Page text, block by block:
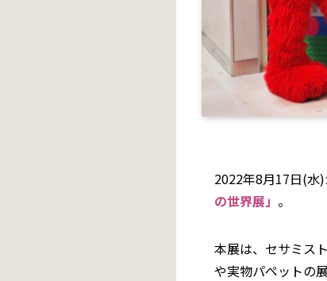
2022年8月17日(水
の世界展」 。
本展は、セサミス
や実物パペットの